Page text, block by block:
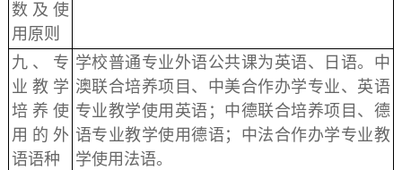
数及使
用原则
九、专
业教学
培养使
用的外
语语种
学校普通专业外语公共课为英语、日语。中
澳联合培养项目、中美合作办学专业、英语
专业教学使用英语；中德联合培养项目、德
语专业教学使用德语；中法合作办学专业教
学使用法语。